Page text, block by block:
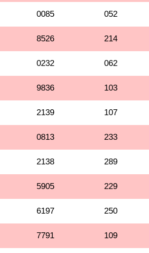
0085 052
8526 214
0232 062
9836 103
2139 107
0813 233
2138 289
5905 229
6197 250
7791 109